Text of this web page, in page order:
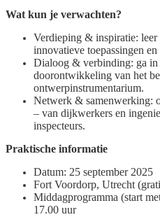
Wat kun je verwachten?
Verdieping & inspiratie: leer
innovatieve toepassingen
Dialoog & verbinding: ga in
doorontwikkeling van het
ontwerpinstrumentarium.
Netwerk & samenwerking:
– van dijkwerkers en
inspecteurs.
Praktische informatie
Datum: 25 september 2025
Fort Voordorp, Utrecht
Middagprogramma (start
17.00 uur